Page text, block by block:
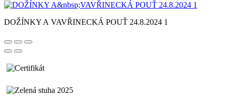
DOŽÍNKY A VAVŘINECKÁ POUŤ 24.8.2024 1